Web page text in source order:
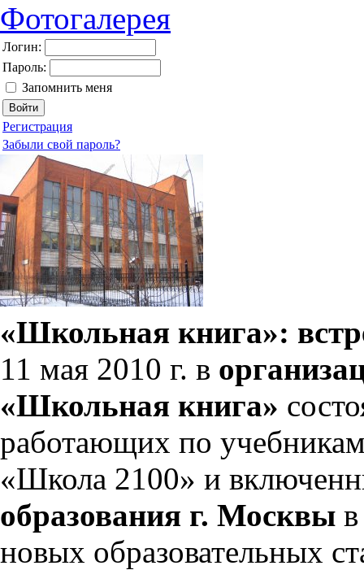
Фотогалерея
Логин:
Пароль:
Запомнить меня
Регистрация
Забыли свой пароль?
«Школьная книга»:
11 мая 2010 г. в
«Школьная книга»
работающих по
«Школа 2100» и
образования г. Москвы
новых образовательных